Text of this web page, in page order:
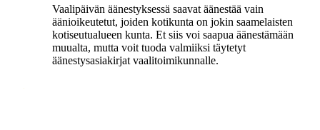
Vaalipäivän äänestyksessä saavat äänestää vain
äänioikeutetut, joiden kotikunta on jokin saamelaisten
kotiseutualueen kunta. Et siis voi saapua äänestämään
muualta, mutta voit tuoda valmiiksi täytetyt
äänestysasiakirjat vaalitoimikunnalle.